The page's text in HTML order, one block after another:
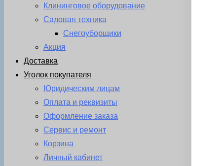
Клининговое оборудование
Садовая техника
Снегоуборщики
Акция
Доставка
Уголок покупателя
Юридическим лицам
Оплата и реквизиты
Оформление заказа
Сервис и ремонт
Корзина
Личный кабинет